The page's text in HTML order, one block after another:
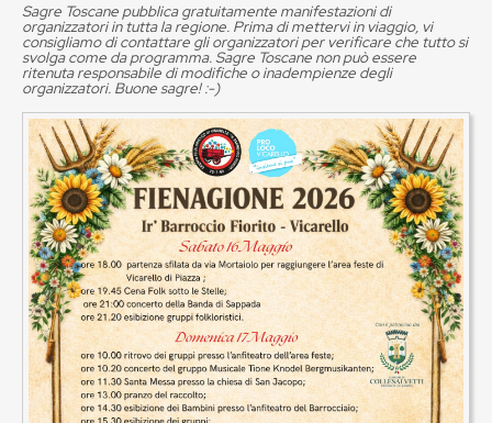
Sagre Toscane pubblica gratuitamente manifestazioni di
organizzatori in tutta la regione. Prima di mettervi in viaggio, vi
consigliamo di contattare gli organizzatori per verificare che tutto si
svolga come da programma. Sagre Toscane non può essere
ritenuta responsabile di modifiche o inadempienze degli
organizzatori. Buone sagre! :-)